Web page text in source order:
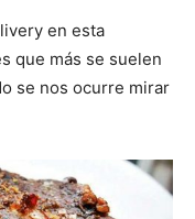
en esta
que más se suelen
se nos ocurre mirar